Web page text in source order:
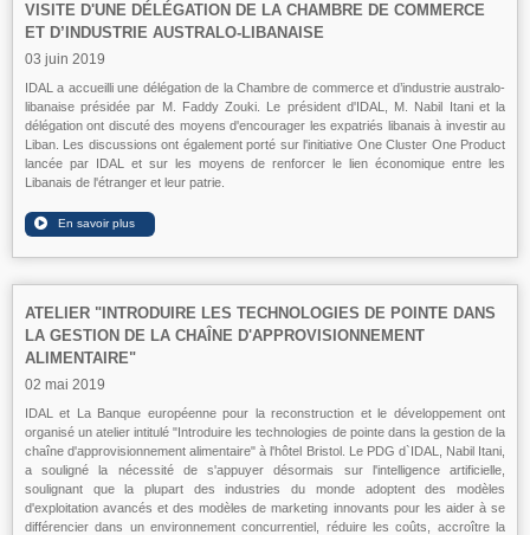
VISITE D'UNE DÉLÉGATION DE LA CHAMBRE DE COMMERCE
ET D’INDUSTRIE AUSTRALO-LIBANAISE
03 juin 2019
IDAL a accueilli une délégation de la Chambre de commerce et d’industrie australo-
libanaise présidée par M. Faddy Zouki. Le président d'IDAL, M. Nabil Itani et la
délégation ont discuté des moyens d'encourager les expatriés libanais à investir au
Liban. Les discussions ont également porté sur l'initiative One Cluster One Product
lancée par IDAL et sur les moyens de renforcer le lien économique entre les
Libanais de l'étranger et leur patrie.
ATELIER "INTRODUIRE LES TECHNOLOGIES DE POINTE DANS
LA GESTION DE LA CHAÎNE D'APPROVISIONNEMENT
ALIMENTAIRE"
02 mai 2019
IDAL et La Banque européenne pour la reconstruction et le développement ont
organisé un atelier intitulé "Introduire les technologies de pointe dans la gestion de la
chaîne d'approvisionnement alimentaire" à l'hôtel Bristol. Le PDG d`IDAL, Nabil Itani,
a souligné la nécessité de s'appuyer désormais sur l'intelligence artificielle,
soulignant que la plupart des industries du monde adoptent des modèles
d'exploitation avancés et des modèles de marketing innovants pour les aider à se
différencier dans un environnement concurrentiel, réduire les coûts, accroître la